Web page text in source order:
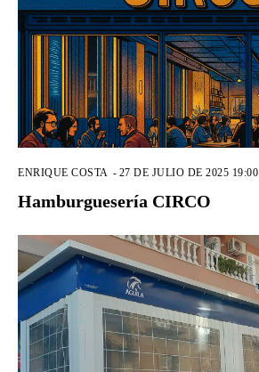
ENRIQUE COSTA - 27 DE JULIO DE 2025 19:00
Hamburguesería CIRCO